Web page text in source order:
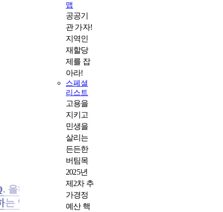
맵
공공기
관 가자!
지역인
재할당
제를 잡
아라!
스페셜
리스트
고용을
지키고
민생을
살리는
든든한
버팀목
2025년
제2차 추
가경정
예산 핵
올해 인천제대군인지원센터가 가장 중요하게 생
는 역점 사업은 무엇인가요?